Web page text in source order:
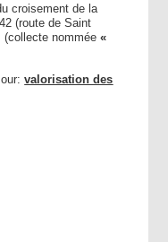
croisement de la
(route de Saint
(collecte nommée«
valorisation des